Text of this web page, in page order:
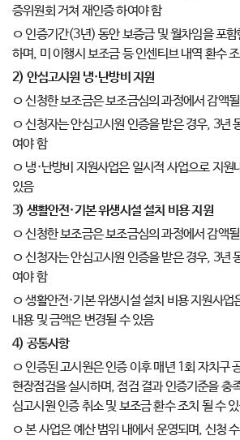
증위원회 거쳐 재인증 하여야 함
ㅇ 인증기간(3년) 동안 보증금 및 월차임을 포
하며, 미 이행시 보조금 등 인센티브 내역 환수
2) 안심고시원 냉·난방비 지원
ㅇ 신청한 보조금은 보조금심의 과정에서 감액
ㅇ 신청자는 안심고시원 인증을 받은 경우, 3년
여야 함
ㅇ 냉·난방비 지원사업은 일시적 사업으로 지원
있음
3) 생활안전·기본 위생시설 설치 비용 지원
ㅇ 신청한 보조금은 보조금심의 과정에서 감액
ㅇ 신청자는 안심고시원 인증을 받은 경우, 3년
여야 함
ㅇ 생활안전·기본 위생시설 설치 비용 지원사업
내용 및 금액은 변경될 수 있음
4) 공통사항
ㅇ 인증된 고시원은 인증 이후 매년 1회 자치구
현장점검을 실시하며, 점검 결과 인증기준을 충
심고시원 인증 취소 및 보조금 환수 조치 될 수
ㅇ 본 사업은 예산 범위 내에서 운영되며, 신청